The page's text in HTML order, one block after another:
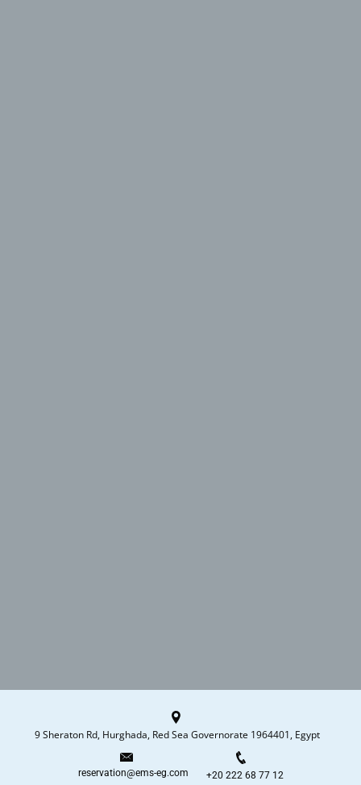
9 Sheraton Rd, Hurghada, Red Sea Governorate 1964401, Egypt
reservation@ems-eg.com +20 222 68 77 12